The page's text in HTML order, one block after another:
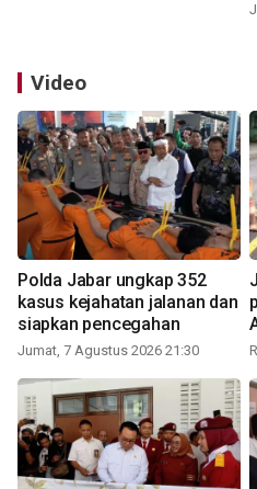
Video
Polda Jabar ungkap 352
kasus kejahatan jalanan dan
siapkan pencegahan
Jumat, 7 Agustus 2026 21:30